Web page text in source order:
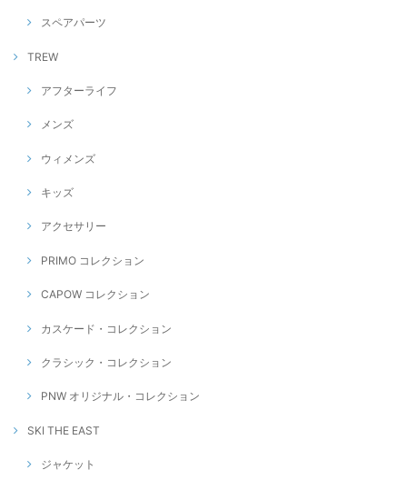
スペアパーツ
TREW
アフターライフ
メンズ
ウィメンズ
キッズ
アクセサリー
PRIMO コレクション
CAPOW コレクション
カスケード・コレクション
クラシック・コレクション
PNW オリジナル・コレクション
SKI THE EAST
ジャケット